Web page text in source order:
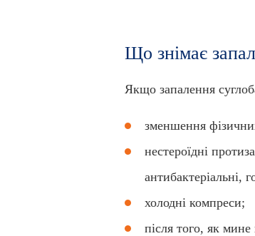
Що знімає
Якщо запалення
зменшення
нестероїдні
антибактеріальні,
холодні компреси;
після того, як